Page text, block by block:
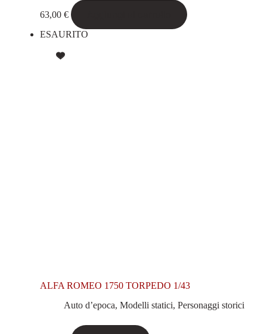
63,00 €
ESAURITO
ALFA ROMEO 1750 TORPEDO 1/43
Auto d’epoca, Modelli statici, Personaggi storici